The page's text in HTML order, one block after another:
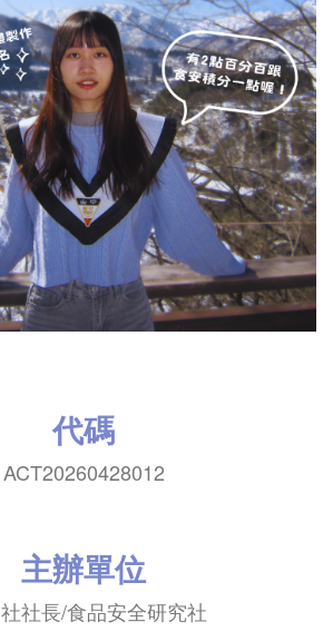
代碼
ACT20260428012
主辦單位
社長/食品安全研究社